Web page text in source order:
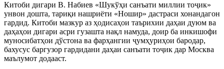
Китоби дигари В. Набиев «Шукўҳи санъати миллии тоҷик»
унвон дошта, тариқи нашриёти «Ношир» дастраси хонандагон
гардид. Китоби мазкур аз ҳодисаҳои таърихии даҳаи дуюм ва
даҳаҳои дигари асри гузашта нақл намуда, доир ба инкишофи
муносибатҳои дўстона ва фарҳангии ҷумҳуриҳои бародар,
бахусус баргузор гардидани даҳаи санъати тоҷик дар Москва
маълумот додааст.